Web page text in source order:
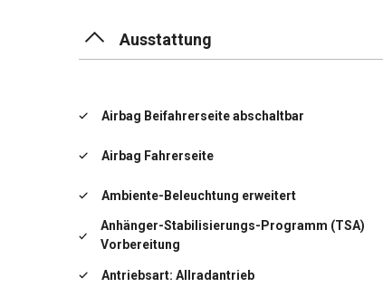
Ausstattung
Airbag Beifahrerseite abschaltbar
Airbag Fahrerseite
Ambiente-Beleuchtung erweitert
Anhänger-Stabilisierungs-Programm (TSA)
Vorbereitung
Antriebsart: Allradantrieb